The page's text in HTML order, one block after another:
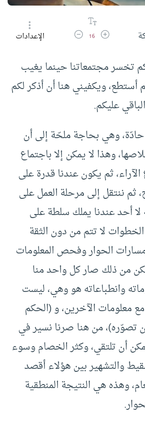
زيادة حجم الخط
16 تقليل حجم الخطالإعدادات
مجتمعاتنا حينما يغيب
أستطع، ويكفيني هنا أن أذكر لكم
عليكم.
وهي بحاجة ملحّة إلى أن
وهذا لا يمكن إلا باجتماع
ثم يكون عندنا قدرة على
ثم ننتقل إلى مرحلة العمل على
لا أحد عندنا يملك سلطة على
لا تتم من دون الثقة
الحوار وفحص المعلومات
من ذلك صار كل واحد منا
وانطباعاته هو وهي، ليست
معلومات الآخرين، و (الحكم
من هنا صرنا نسير في
أن تلتقي، وكثر الخصام وسوء
والتشهير بين هؤلاء أقصد
وهذه هي النتيجة المنطقية